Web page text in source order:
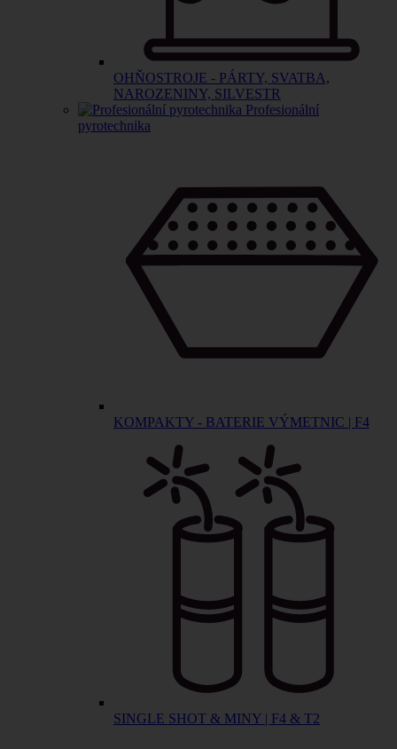
OHŇOSTROJE - PÁRTY, SVATBA,
NAROZENINY, SILVESTR
Profesionální
pyrotechnika
KOMPAKTY - BATERIE VÝMETNIC | F4
SINGLE SHOT & MINY | F4 & T2